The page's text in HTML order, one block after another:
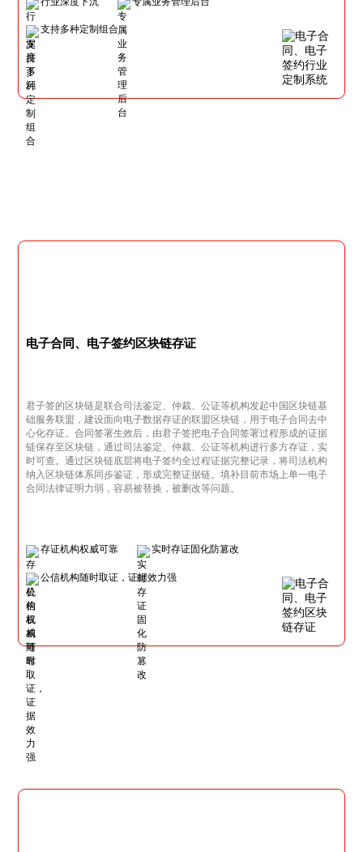
支持多种定制组合
电子合同、电子签约区块链存证
君子签的区块链是联合司法鉴定、仲裁、公证等机构发起中国区块链基
础服务联盟，建设面向电子数据存证的联盟区块链，用于电子合同去中
心化存证。合同签署生效后，由君子签把电子合同签署过程形成的证据
链保存至区块链，通过司法鉴定、仲裁、公证等机构进行多方存证，实
时可查。通过区块链底层将电子签约全过程证据完整记录，将司法机构
纳入区块链体系同步鉴证，形成完整证据链。填补目前市场上单一电子
合同法律证明力弱，容易被替换，被删改等问题。
存证机构权威可靠 实时存证固化防篡改
公信机构随时取证，证据效力强